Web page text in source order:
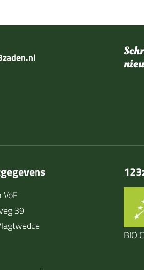
VoF
39
BIO